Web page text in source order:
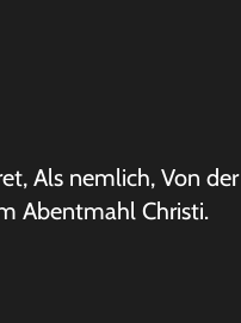
Als nemlich, Von der
Abentmahl Christi.